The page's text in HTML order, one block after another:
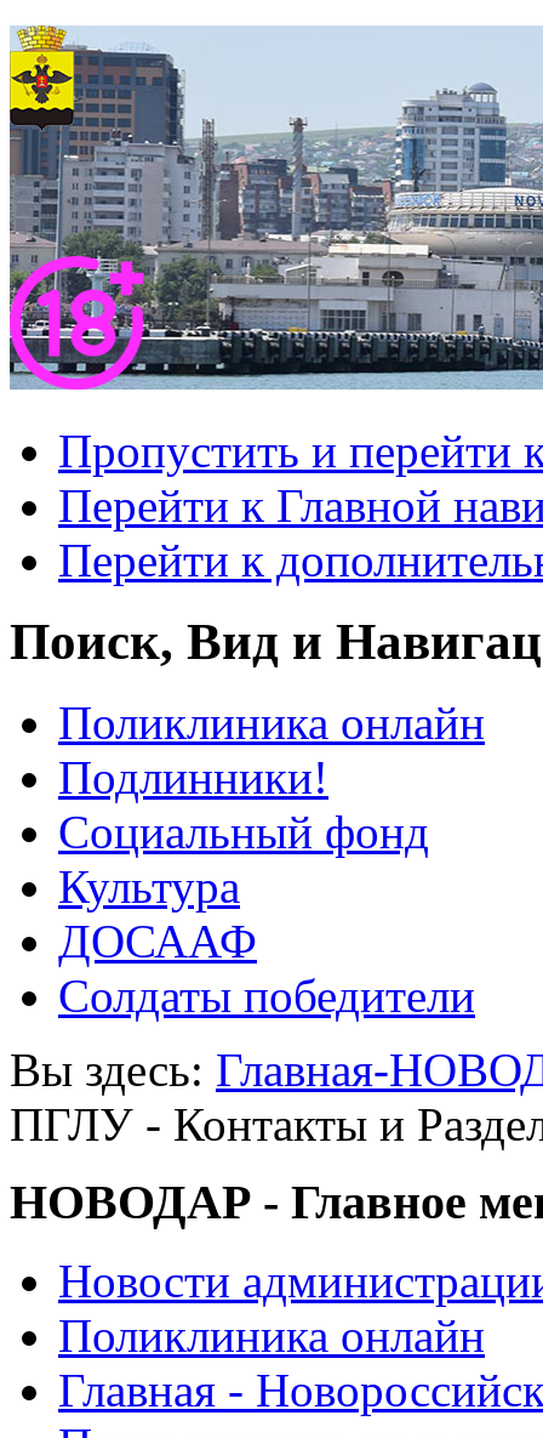
Пропустить и перейти
Перейти к Главной
Перейти к
Поиск, Вид и
Поликлиника онлайн
Подлинники!
Социальный фонд
Культура
ДОСААФ
Солдаты победители
Вы здесь: Главная-
ПГЛУ - Контакты и
НОВОДАР - Главное
Новости
Поликлиника онлайн
Главная -